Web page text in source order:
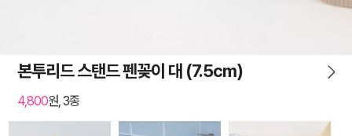
본투리드 스탠드 펜꽂이 대 (7.5cm)
4,800원, 3종